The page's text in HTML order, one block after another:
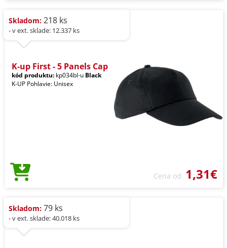
Skladom: 218 ks
- v ext. sklade: 12.337 ks
K-up First - 5 Panels Cap
kód produktu: kp034bl-u Black
K-UP Pohlavie: Unisex
Cena od 1,31€
Skladom: 79 ks
- v ext. sklade: 40.018 ks